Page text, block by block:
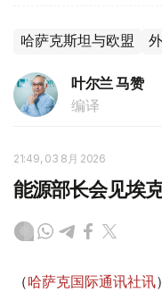
哈萨克斯坦与欧盟
叶尔兰 马赞
编译
21:49, 03 8月 2026
能源部长会见埃
（哈萨克国际通讯社讯